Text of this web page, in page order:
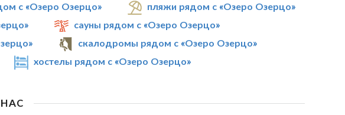
с «Озеро Озерцо»
пляжи рядом с «Озеро Озерцо»
сауны рядом с «Озеро Озерцо»
скалодромы рядом с «Озеро Озерцо»
хостелы рядом с «Озеро Озерцо»